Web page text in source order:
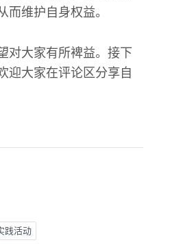
维护自身权益。
对大家有所裨益。接下
迎大家在评论区分享自
践活动